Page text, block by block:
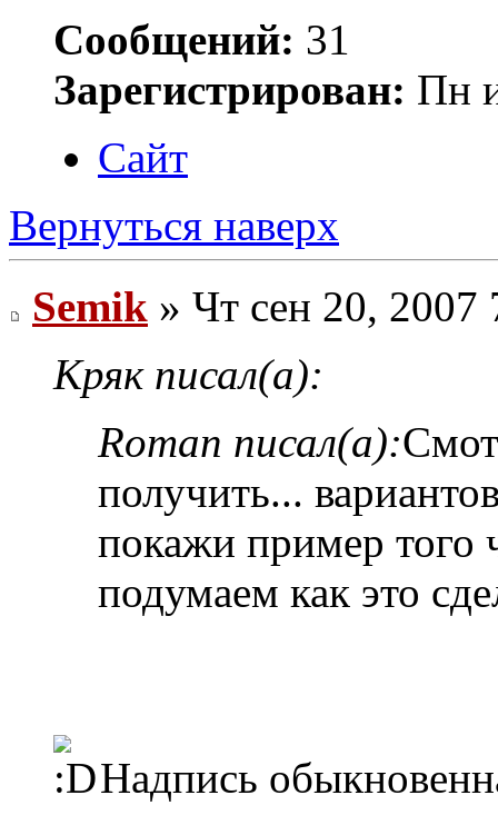
Сообщений: 31
Зарегистрирован: Пн
Сайт
Вернуться наверх
Semik » Чт сен 20, 2007
Кряк писал(а):
Roman писал(а):
получить...
покажи пример того
подумаем как это
Надпись